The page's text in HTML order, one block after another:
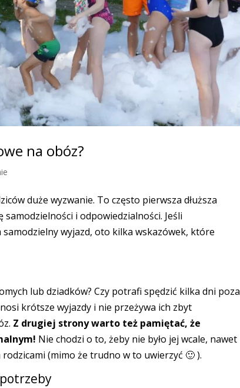
na obóz?
duże wyzwanie. To często pierwsza dłuższa
i odpowiedzialności. Jeśli
wyjazd, oto kilka wskazówek, które
lub dziadków? Czy potrafi spędzić kilka dni poza
krótsze wyjazdy i nie przeżywa ich zbyt
Z drugiej strony warto też pamiętać, że
Nie chodzi o to, żeby nie było jej wcale, nawet
(mimo że trudno w to uwierzyć 🙂 ).